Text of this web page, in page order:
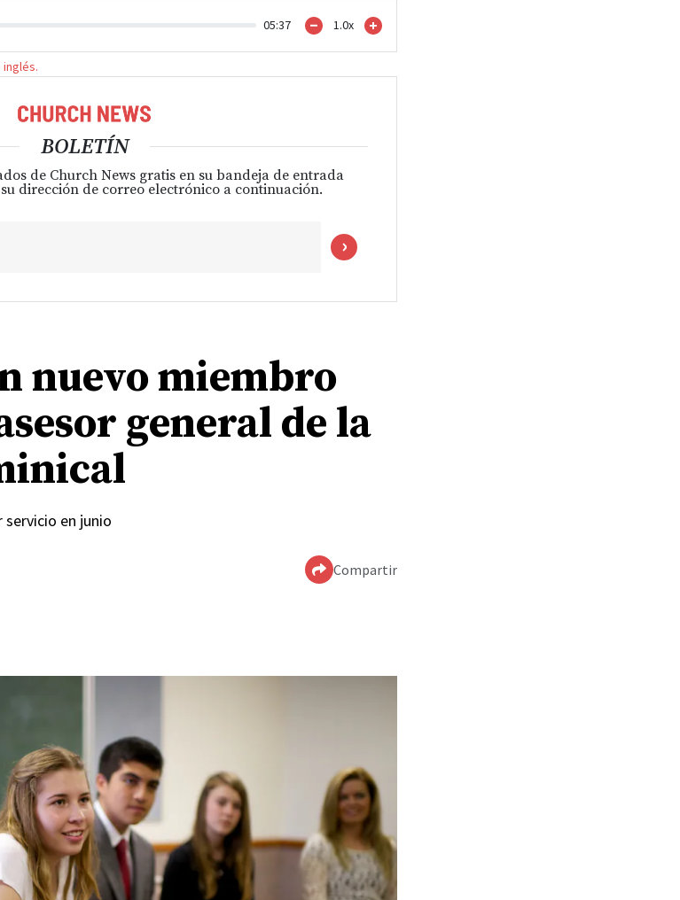
05:37 1.0x
BOLETÍN
de Church News gratis en su bandeja de entrada
dirección de correo electrónico a continuación.
nuevo miembro
general de la
en junio
Compartir